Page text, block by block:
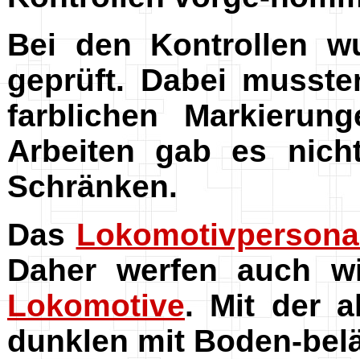
Bei den Kontrollen
geprüft. Dabei
farblichen
Arbeiten gab es
Schränken.
Das
Daher werfen auch
Lokomotive. Mit der
dunklen mit Boden-